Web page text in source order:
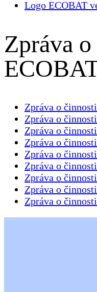
Logo ECOBAT
Zpráva
Zpráva o
Zpráva o
Zpráva o
Zpráva o
Zpráva o
Zpráva o
Zpráva o
Zpráva o
Zpráva o